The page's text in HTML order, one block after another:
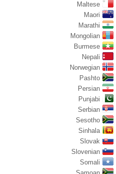
Maltese
Maori
Marathi
Mongolian
Burmese
Nepali
Norwegian
Pashto
Persian
Punjabi
Serbian
Sesotho
Sinhala
Slovak
Slovenian
Somali